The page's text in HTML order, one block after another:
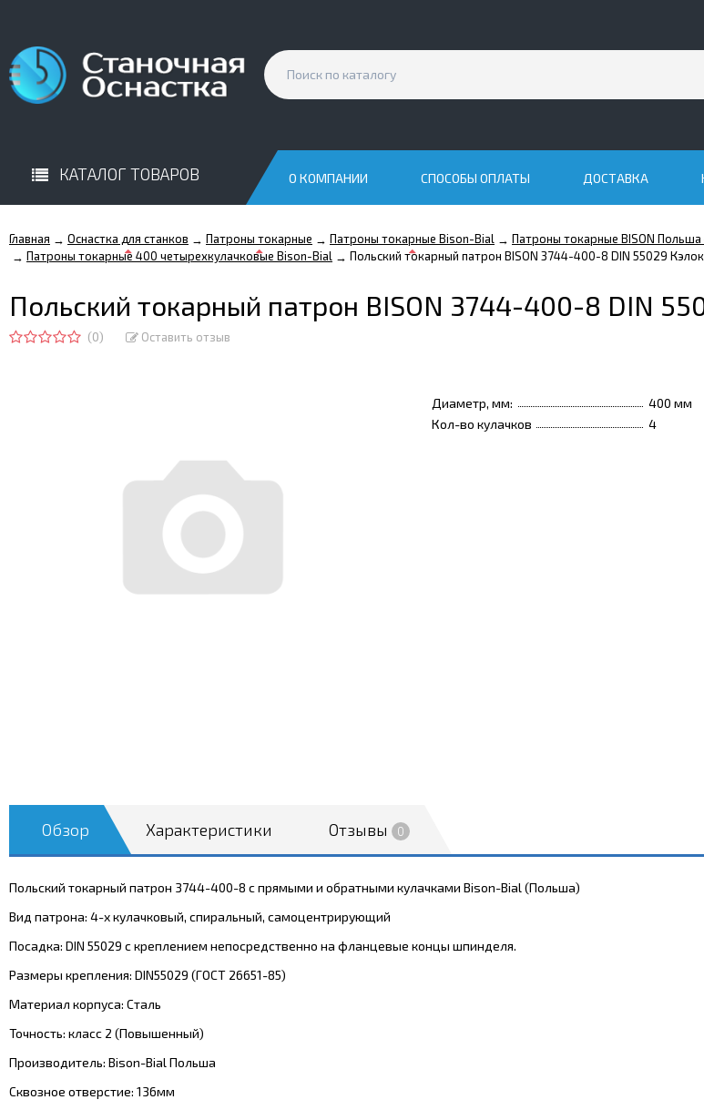
КАТАЛОГ ТОВАРОВ О КОМПАНИИ СПОСОБЫ ОПЛАТЫ ДОСТАВКА
Главная → Оснастка для станков → Патроны токарные → Патроны токарные Bison-Bial → Патроны токарные BISON
→ Патроны токарные 400 четырехкулачковые Bison-Bial → Польский токарный патрон BISON 3744-400-8 DIN 55029
Польский токарный патрон BISON 3744-400-8 DIN
(0) Оставить отзыв
Диаметр, мм:
400 мм
Кол-во кулачков
4
Обзор Характеристики Отзывы 0
Польский токарный патрон 3744-400-8 с прямыми и обратными кулачками Bison-Bial (Польша)
Вид патрона: 4-х кулачковый, спиральный, самоцентрирующий
Посадка: DIN 55029 с креплением непосредственно на фланцевые концы шпинделя.
Размеры крепления: DIN55029 (ГОСТ 26651-85)
Материал корпуса: Сталь
Точность: класс 2 (Повышенный)
Производитель: Bison-Bial Польша
Сквозное отверстие: 136мм